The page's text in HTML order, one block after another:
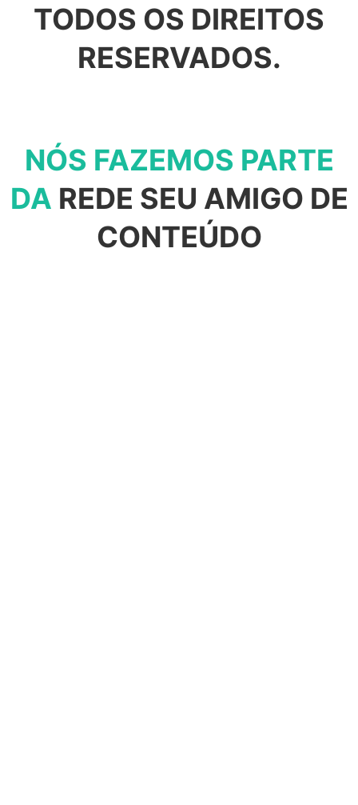
TODOS OS DIREITOS
RESERVADOS.
NÓS FAZEMOS PARTE
DA REDE SEU AMIGO DE
CONTEÚDO